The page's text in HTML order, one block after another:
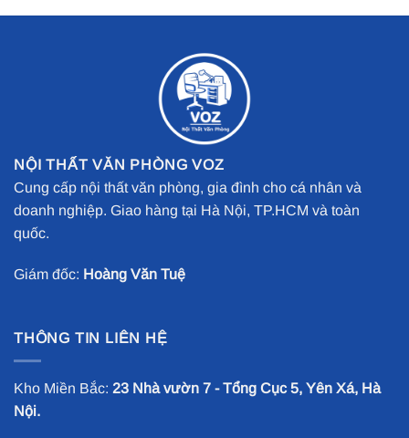
NỘI THẤT VĂN PHÒNG VOZ
Cung cấp nội thất văn phòng, gia đình cho cá nhân và
doanh nghiệp. Giao hàng tại Hà Nội, TP.HCM và toàn
quốc.
Giám đốc: Hoàng Văn Tuệ
THÔNG TIN LIÊN HỆ
Kho Miền Bắc: 23 Nhà vườn 7 - Tổng Cục 5, Yên Xá, Hà
Nội.